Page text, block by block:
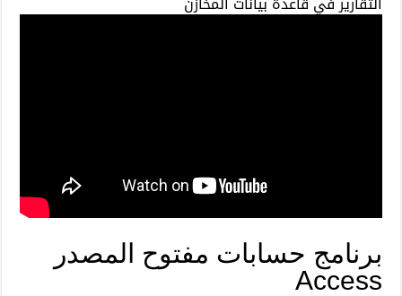
برنامج حسابات مفتوح المصدر
Access